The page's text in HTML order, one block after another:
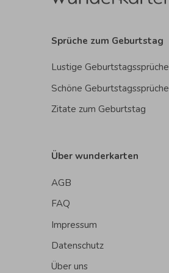
Sprüche zum Geburtstag
Lustige Geburtstagssprüche
Schöne Geburtstagssprüche
Zitate zum Geburtstag
Über wunderkarten
AGB
FAQ
Impressum
Datenschutz
Über uns